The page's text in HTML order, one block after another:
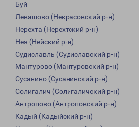
Буй
Левашово (Некрасовский р-н)
Нерехта (Нерехтский р-н)
Нея (Нейский р-н)
Судиславль (Судиславский р-н)
Мантурово (Мантуровский р-н)
Сусанино (Сусанинский р-н)
Солигалич (Солигаличский р-н)
Антропово (Антроповский р-н)
Кадый (Кадыйский р-н)